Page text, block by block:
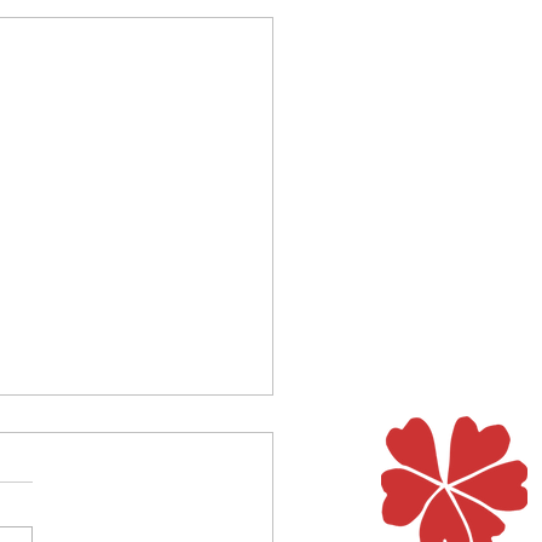
das für eine Nacht?
Lagerlöf erzählt in einer